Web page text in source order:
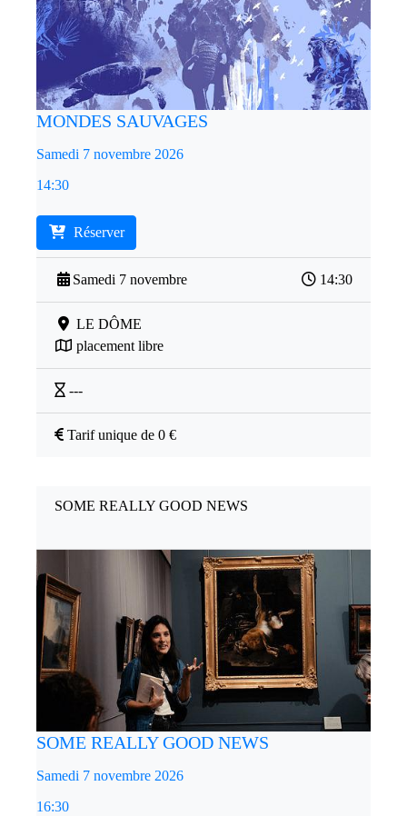
MONDES SAUVAGES
Samedi 7 novembre 2026
14:30
Réserver
Samedi 7 novembre 14:30
LE DÔME
placement libre
---
Tarif unique de 0 €
SOME REALLY GOOD NEWS
SOME REALLY GOOD NEWS
Samedi 7 novembre 2026
16:30